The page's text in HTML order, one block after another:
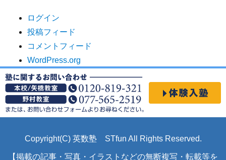
ログイン
投稿フィード
コメントフィード
WordPress.org
Copyright(C) 英数塾 STfun All Rights Reserved.
【掲載の記事・写真・イラストなどの無断複写・転載等を